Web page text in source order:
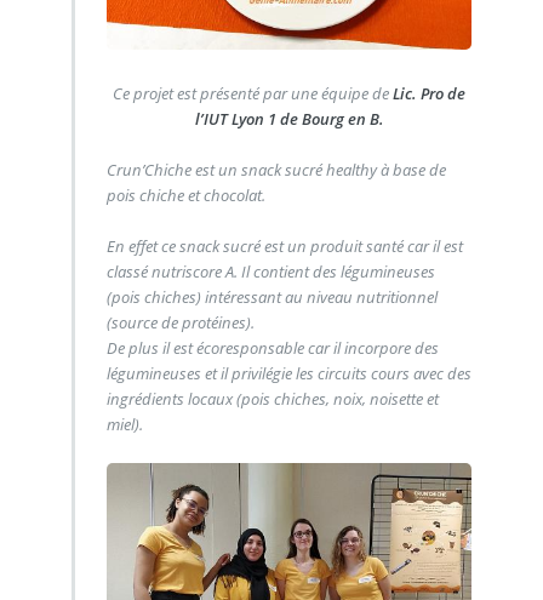
Ce projet est présenté par une équipe deLic. Pro de
l’IUT Lyon 1 de Bourg en B.
Crun’Chiche est un snack sucré healthy à base de
pois chiche et chocolat.
En effet ce snack sucré est un produit santé car il est
classé nutriscore A. Il contient des légumineuses
(pois chiches) intéressant au niveau nutritionnel
(source de protéines).
De plus il est écoresponsable car il incorpore des
légumineuses et il privilégie les circuits cours avec des
ingrédients locaux (pois chiches, noix, noisette et
miel).